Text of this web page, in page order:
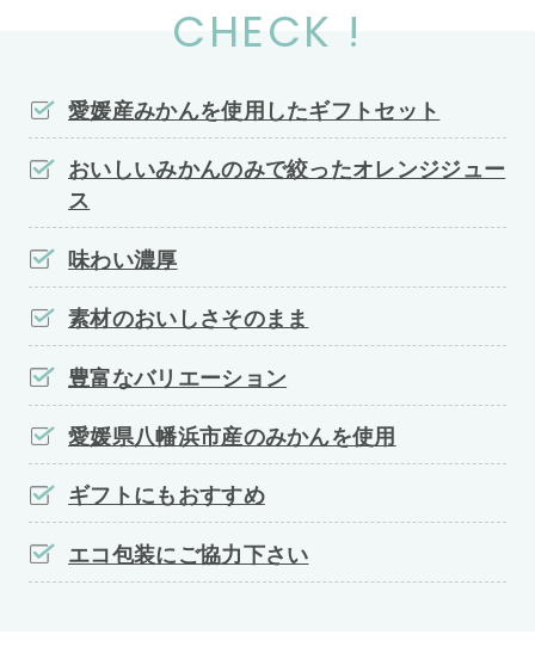
CHECK !
愛媛産みかんを使用したギフトセット
おいしいみかんのみで絞ったオレンジジュー
ス
味わい濃厚
素材のおいしさそのまま
豊富なバリエーション
愛媛県八幡浜市産のみかんを使用
ギフトにもおすすめ
エコ包装にご協力下さい